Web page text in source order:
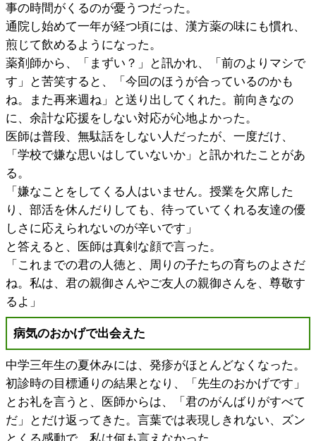
事の時間がくるのが憂うつだった。
通院し始めて一年が経つ頃には、漢方薬の味にも慣れ、
煎じて飲めるようになった。
薬剤師から、「まずい？」と訊かれ、「前のよりマシで
す」と苦笑すると、「今回のほうが合っているのかも
ね。また再来週ね」と送り出してくれた。前向きなの
に、余計な応援をしない対応が心地よかった。
医師は普段、無駄話をしない人だったが、一度だけ、
「学校で嫌な思いはしていないか」と訊かれたことがあ
る。
「嫌なことをしてくる人はいません。授業を欠席した
り、部活を休んだりしても、待っていてくれる友達の優
しさに応えられないのが辛いです」
と答えると、医師は真剣な顔で言った。
「これまでの君の人徳と、周りの子たちの育ちのよさだ
ね。私は、君の親御さんやご友人の親御さんを、尊敬す
るよ」
病気のおかげで出会えた
中学三年生の夏休みには、発疹がほとんどなくなった。
初診時の目標通りの結果となり、「先生のおかげです」
とお礼を言うと、医師からは、「君のがんばりがすべて
だ」とだけ返ってきた。言葉では表現しきれない、ズン
とくる感動で、私は何も言えなかった。